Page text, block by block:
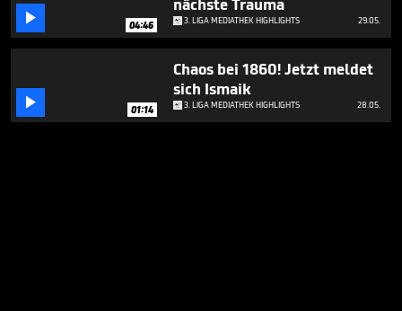
 04:46
nächste Trauma
3. LIGA MEDIATHEK HIGHLIGHTS 29.05.
 01:14
Chaos bei 1860! Jetzt meldet
sich Ismaik
3. LIGA MEDIATHEK HIGHLIGHTS 28.05.